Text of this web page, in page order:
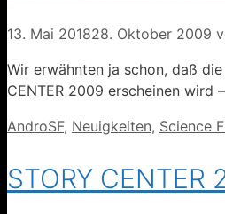
13. Mai 201828. Oktober 2009
Wir erwähnten ja schon, daß
CENTER 2009 erscheinen
Kategorien
AndroSF, Neuigkeiten, Science
STORY